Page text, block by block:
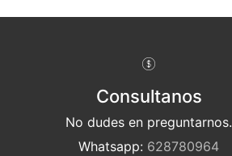
Consultanos
No dudes en preguntarnos.
Whatsapp: 628780964